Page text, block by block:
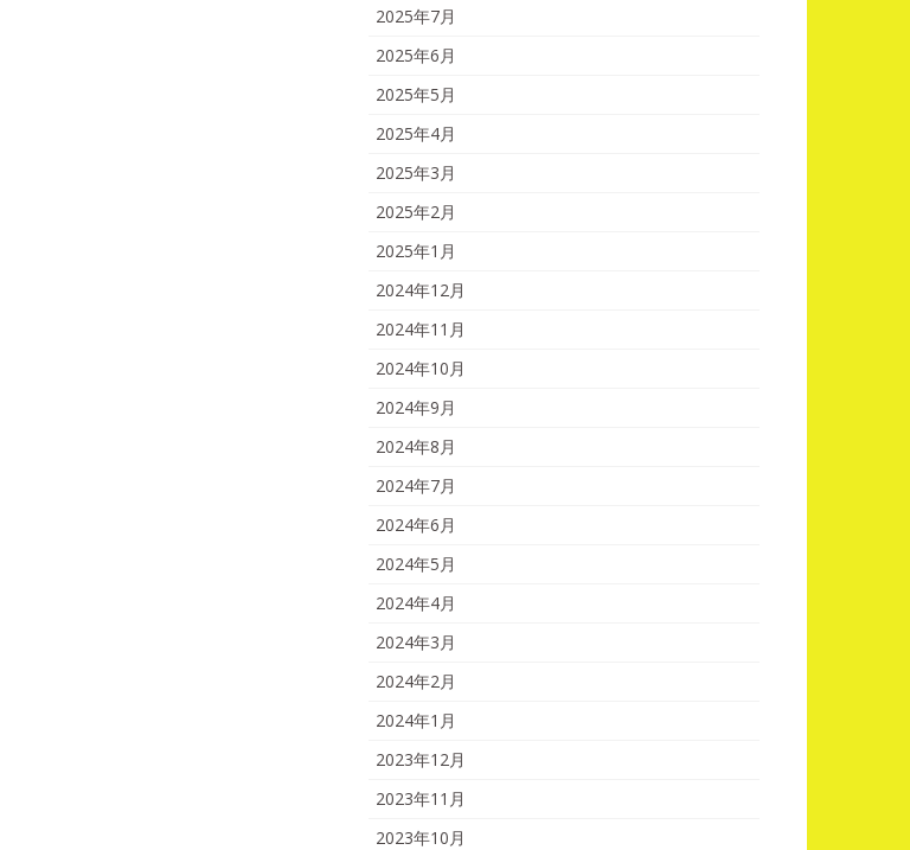
2025年7月
2025年6月
2025年5月
2025年4月
2025年3月
2025年2月
2025年1月
2024年12月
2024年11月
2024年10月
2024年9月
2024年8月
2024年7月
2024年6月
2024年5月
2024年4月
2024年3月
2024年2月
2024年1月
2023年12月
2023年11月
2023年10月